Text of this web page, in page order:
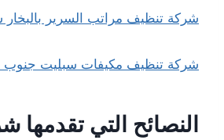
شركة تنظيف مراتب السرير
شركة تنظيف مكيفات سبليت جنوب
النصائح التي تقدمها